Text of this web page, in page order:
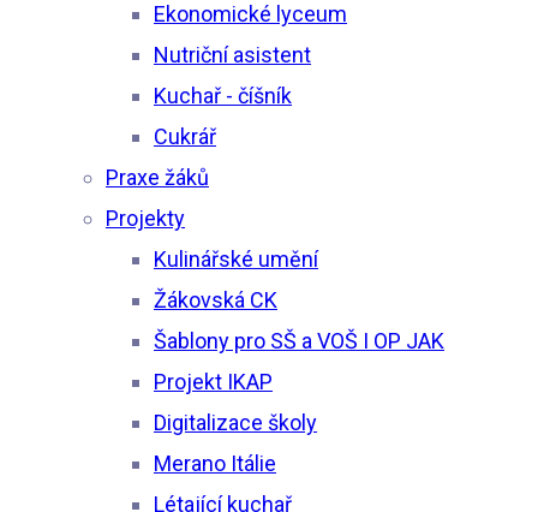
Ekonomické lyceum
Nutriční asistent
Kuchař - číšník
Cukrář
Praxe žáků
Projekty
Kulinářské umění
Žákovská CK
Šablony pro SŠ a VOŠ I OP JAK
Projekt IKAP
Digitalizace školy
Merano Itálie
Létající kuchař